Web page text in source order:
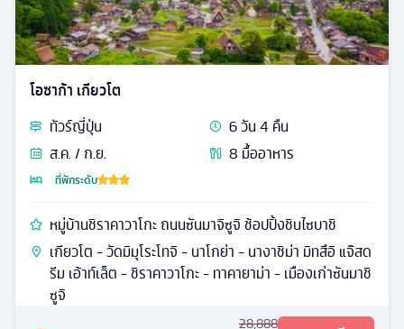
โอซาก้า เกียวโต
ทัวร์ญี่ปุ่น 6วัน4 คืน
ส.ค. / ก.ย.
8 มื้ออาหาร
ที่พักระดับ
หมู่บ้านชิราคาวาโกะ ถนนซันมาจิซูจิ ช้อปปิ้งชินไซบาชิ
เกียวโต - วัดมิมุโระโทจิ - นาโกย่า - นางาชิม่า มิทสึอิ แจ๊สด
รีม เอ้าท์เล็ต - ชิราคาวาโกะ - ทาคายาม่า - เมืองเก่าซันมาชิ
ซูจิ
28,888